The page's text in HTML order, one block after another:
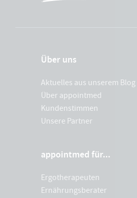
Über uns
Aktuelles aus unserem Blog
Über appointmed
Kundenstimmen
Unsere Partner
appointmed für...
Ergotherapeuten
Ernährungsberater